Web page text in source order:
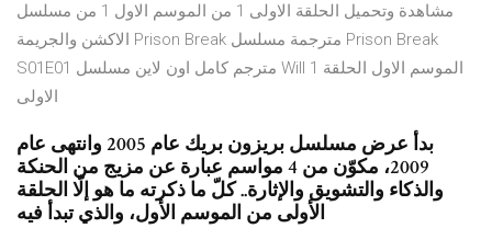
مشاهدة وتحميل الحلقة الاولى 1 من الموسم الاول 1 من مسلسل
الاكشن والجريمة Prison Break مترجمة مسلسل Prison Break
S01E01 مترجم كامل اون لاين مسلسل Will الموسم الاول الحلقة 1
الاولى
بدأ عرض مسلسل بريزون بريك عام 2005 وانتهى عام
2009، مكوّن من 4 مواسم عبارة عن مزيج من الحنكة
والذكاء والتشويق والإثارة.. كلّ ما ذكرته ما هو إلّا الحلقة
الأولى من الموسم الأول، والذي تبدأ فيه